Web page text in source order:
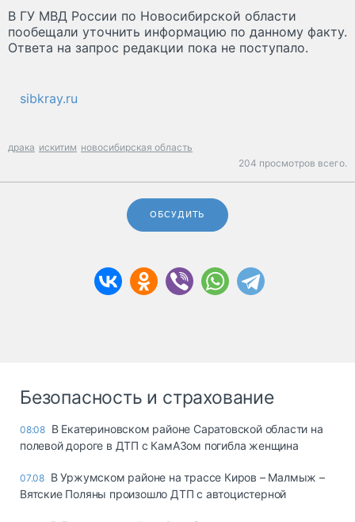
В ГУ МВД России по Новосибирской области
пообещали уточнить информацию по данному факту.
Ответа на запрос редакции пока не поступало.
sibkray.ru
драка искитим новосибирская область
204 просмотров всего.
ОБСУДИТЬ
Безопасность и страхование
08:08 В Екатериновском районе Саратовской области на
полевой дороге в ДТП с КамАЗом погибла женщина
07.08 В Уржумском районе на трассе Киров – Малмыж –
Вятские Поляны произошло ДТП с автоцистерной